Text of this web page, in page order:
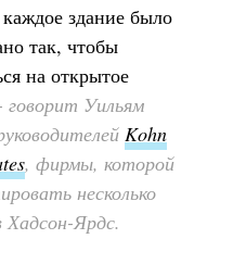
здание было
так, чтобы
на открытое
говорит Уильям
Kohn
, фирмы, которой
несколько
Хадсон-Ярдс.